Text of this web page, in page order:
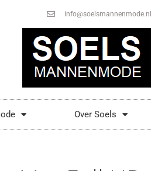
info@soelsmannenmode.nl
Over Soels